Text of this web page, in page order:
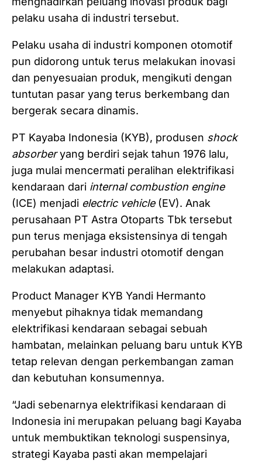
pelaku usaha di industri tersebut.
Pelaku usaha di industri komponen otomotif
pun didorong untuk terus melakukan inovasi
dan penyesuaian produk, mengikuti dengan
tuntutan pasar yang terus berkembang dan
bergerak secara dinamis.
PT Kayaba Indonesia (KYB), produsen shock
absorberyang berdiri sejak tahun 1976 lalu,
juga mulai mencermati peralihan elektrifikasi
kendaraan dari internal combustion engine
(ICE) menjadi electric vehicle (EV). Anak
perusahaan PT Astra Otoparts Tbk tersebut
pun terus menjaga eksistensinya di tengah
perubahan besar industri otomotif dengan
melakukan adaptasi.
Product Manager KYB Yandi Hermanto
menyebut pihaknya tidak memandang
elektrifikasi kendaraan sebagai sebuah
hambatan, melainkan peluang baru untuk KYB
tetap relevan dengan perkembangan zaman
dan kebutuhan konsumennya.
“Jadi sebenarnya elektrifikasi kendaraan di
Indonesia ini merupakan peluang bagi Kayaba
untuk membuktikan teknologi suspensinya,
strategi Kayaba pasti akan mempelajari